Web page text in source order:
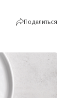
Поделиться